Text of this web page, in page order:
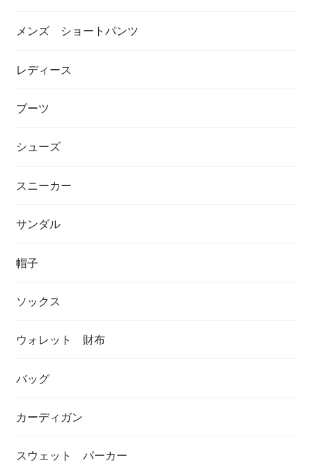
メンズ ショートパンツ
レディース
ブーツ
シューズ
スニーカー
サンダル
帽子
ソックス
ウォレット 財布
バッグ
カーディガン
スウェット パーカー